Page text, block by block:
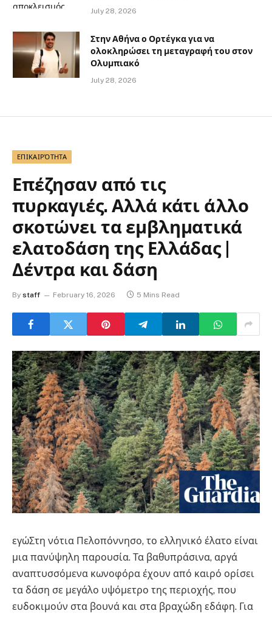
July 28, 2026
Στην Αθήνα ο Ορτέγκα για να
ολοκληρώσει τη μεταγραφή του στον
Ολυμπιακό
July 28, 2026
ΕΠΙΚΑΙΡΌΤΗΤΑ
Επέζησαν από τις
πυρκαγιές. Αλλά κάτι άλλο
σκοτώνει τα εμβληματικά
ελατοδάση της Ελλάδας |
Δέντρα και δάση
By staff February 16, 2026 5 Mins Read
εγώΣτη νότια Πελοπόννησο, το ελληνικό έλατο είναι
μια πανύψηλη παρουσία. Τα βαθυπράσινα, αργά
αναπτυσσόμενα κωνοφόρα έχουν από καιρό ορίσει
τα δάση σε μεγάλο υψόμετρο της περιοχής, που
ευδοκιμούν στα βουνά και στα βραχώδη εδάφη. Για